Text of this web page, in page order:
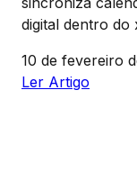
digital dentro do
10 de fevereiro
Ler Artigo